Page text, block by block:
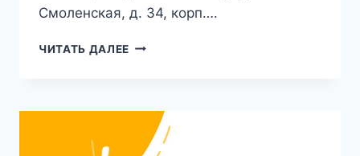
Смоленская, д. 34, корп….
ЧИТАТЬ ДАЛЕЕ УВАЖАЕМЫЕ
НА
ТОРЖЕСТВЕННУЮ
ЦЕРЕМОНИЮ